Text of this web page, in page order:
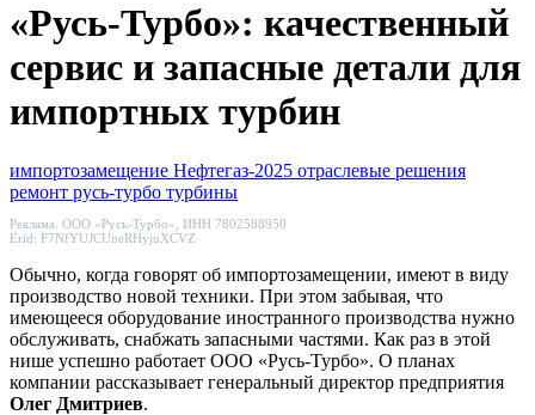
«Русь-Турбо»: качественный
сервис и запасные детали для
импортных турбин
импортозамещение Нефтегаз-2025 отраслевые решения
ремонт русь-турбо турбины
Реклама. ООО «Русь-Турбо», ИНН 7802588950
Erid: F7NfYUJCUneRHyjuXCVZ
Обычно, когда говорят об импортозамещении, имеют в виду
производство новой техники. При этом забывая, что
имеющееся оборудование иностранного производства нужно
обслуживать, снабжать запасными частями. Как раз в этой
нише успешно работает ООО «Русь-Турбо». О планах
компании рассказывает генеральный директор предприятия
Олег Дмитриев.